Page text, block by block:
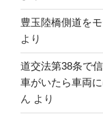
豊玉陸橋側道を
より
道交法第38条で
車がいたら車両
ん より